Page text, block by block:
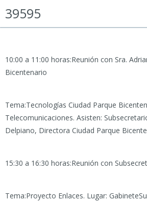
39595
10:00 a 11:00 horas:Reunión con Sra.
Bicentenario
Tema:Tecnologías Ciudad Parque
Telecomunicaciones. Asisten:
Delpiano, Directora Ciudad Parque
15:30 a 16:30 horas:Reunión con
Tema:Proyecto Enlaces. Lugar: